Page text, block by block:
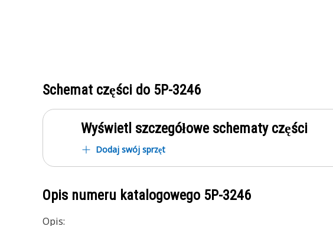
Schemat części do 5P-3246
Wyświetl szczegółowe schematy części
Dodaj swój sprzęt
Opis numeru katalogowego 5P-3246
Opis: